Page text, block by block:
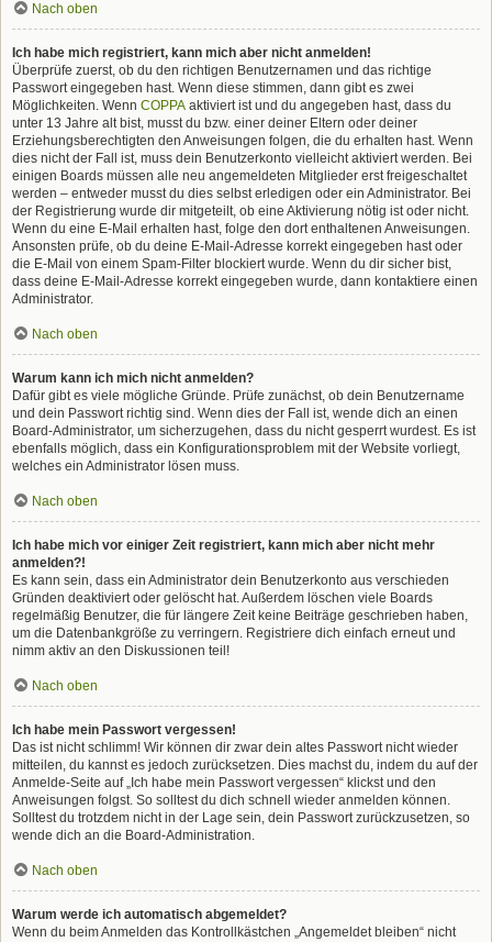
Nach oben
Ich habe mich registriert, kann mich aber nicht anmelden!
Überprüfe zuerst, ob du den richtigen Benutzernamen und das richtige
Passwort eingegeben hast. Wenn diese stimmen, dann gibt es zwei
Möglichkeiten. Wenn COPPA aktiviert ist und du angegeben hast, dass du
unter 13 Jahre alt bist, musst du bzw. einer deiner Eltern oder deiner
Erziehungsberechtigten den Anweisungen folgen, die du erhalten hast. Wenn
dies nicht der Fall ist, muss dein Benutzerkonto vielleicht aktiviert werden. Bei
einigen Boards müssen alle neu angemeldeten Mitglieder erst freigeschaltet
werden – entweder musst du dies selbst erledigen oder ein Administrator. Bei
der Registrierung wurde dir mitgeteilt, ob eine Aktivierung nötig ist oder nicht.
Wenn du eine E-Mail erhalten hast, folge den dort enthaltenen Anweisungen.
Ansonsten prüfe, ob du deine E-Mail-Adresse korrekt eingegeben hast oder
die E-Mail von einem Spam-Filter blockiert wurde. Wenn du dir sicher bist,
dass deine E-Mail-Adresse korrekt eingegeben wurde, dann kontaktiere einen
Administrator.
Nach oben
Warum kann ich mich nicht anmelden?
Dafür gibt es viele mögliche Gründe. Prüfe zunächst, ob dein Benutzername
und dein Passwort richtig sind. Wenn dies der Fall ist, wende dich an einen
Board-Administrator, um sicherzugehen, dass du nicht gesperrt wurdest. Es ist
ebenfalls möglich, dass ein Konfigurationsproblem mit der Website vorliegt,
welches ein Administrator lösen muss.
Nach oben
Ich habe mich vor einiger Zeit registriert, kann mich aber nicht mehr
anmelden?!
Es kann sein, dass ein Administrator dein Benutzerkonto aus verschieden
Gründen deaktiviert oder gelöscht hat. Außerdem löschen viele Boards
regelmäßig Benutzer, die für längere Zeit keine Beiträge geschrieben haben,
um die Datenbankgröße zu verringern. Registriere dich einfach erneut und
nimm aktiv an den Diskussionen teil!
Nach oben
Ich habe mein Passwort vergessen!
Das ist nicht schlimm! Wir können dir zwar dein altes Passwort nicht wieder
mitteilen, du kannst es jedoch zurücksetzen. Dies machst du, indem du auf der
Anmelde-Seite auf „Ich habe mein Passwort vergessen“ klickst und den
Anweisungen folgst. So solltest du dich schnell wieder anmelden können.
Solltest du trotzdem nicht in der Lage sein, dein Passwort zurückzusetzen, so
wende dich an die Board-Administration.
Nach oben
Warum werde ich automatisch abgemeldet?
Wenn du beim Anmelden das Kontrollkästchen „Angemeldet bleiben“ nicht